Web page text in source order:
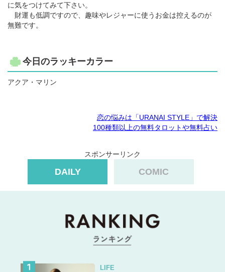
に気をつけてみて下さい。
財運も低調ですので、趣味やレジャーに使うお金は控えるのが
無難です。
今日のラッキーカラー
アクア・マリン
恋の悩みは「URANAI STYLE」で解決
100種類以上の無料タロットや無料占い
スポンサーリンク
DAILY COMIC
LIFE